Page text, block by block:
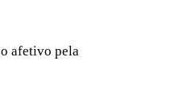
afetivo pela